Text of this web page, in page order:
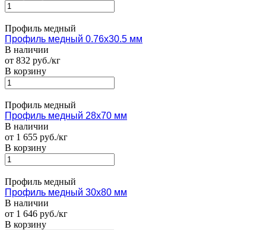
Профиль медный
Профиль медный 0.76х30.5 мм
В наличии
от 832 руб./кг
В корзину
Профиль медный
Профиль медный 28х70 мм
В наличии
от 1 655 руб./кг
В корзину
Профиль медный
Профиль медный 30х80 мм
В наличии
от 1 646 руб./кг
В корзину